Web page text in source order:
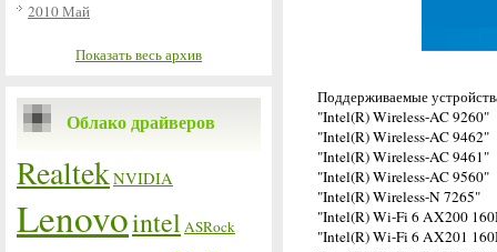
2010 Май
Показать весь архив
Облако драйверов
RealtekNVIDIA
Lenovointel ASRock
Поддерживаемые
"Intel(R) Wireless-AC 9260"
"Intel(R) Wireless-AC 9462"
"Intel(R) Wireless-AC 9461"
"Intel(R) Wireless-AC 9560"
"Intel(R) Wireless-N 7265"
"Intel(R) Wi-Fi 6 AX200
"Intel(R) Wi-Fi 6 AX201